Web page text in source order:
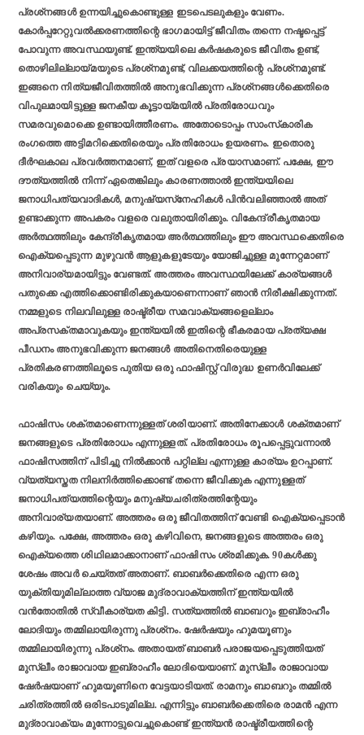
പ്രശ്‌നങ്ങള്‍ ഉന്നയിച്ചുകൊണ്ടുള്ള ഇടപെടലുകളും വേണം.
കോര്‍പ്പറേറ്റുവല്‍ക്കരണത്തിന്റെ ഭാഗമായിട്ട് ജീവിതം തന്നെ നഷ്ടപ്പെട്ട്
പോവുന്ന അവസ്ഥയുണ്ട്. ഇന്ത്യയിലെ കര്‍ഷകരുടെ ജീവിതം ഉണ്ട്,
തൊഴിലില്ലായ്മയുടെ പ്രശ്‌നമുണ്ട്, വിലക്കയത്തിന്റെ പ്രശ്‌നമുണ്ട്.
ഇങ്ങനെ നിത്യജീവിതത്തില്‍ അനുഭവിക്കുന്ന പ്രശ്‌നങ്ങള്‍ക്കെതിരെ
വിപുലമായിട്ടുള്ള ജനകീയ കൂട്ടായ്മയില്‍ പ്രതിരോധവും
സമരവുമൊക്കെ ഉണ്ടായിത്തീരണം. അതോടൊപ്പം സാംസ്‌കാരിക
രംഗത്തെ അട്ടിമറിക്കെതിരെയും പ്രതിരോധം ഉയരണം. ഇതൊരു
ദീര്‍ഘകാല പ്രവര്‍ത്തനമാണ്, ഇത് വളരെ പ്രയാസമാണ്. പക്ഷേ, ഈ
ദൗത്യത്തില്‍ നിന്ന് ഏതെങ്കിലും കാരണത്താല്‍ ഇന്ത്യയിലെ
ജനാധിപത്യവാദികള്‍, മനുഷ്യസ്‌നേഹികള്‍ പിന്‍വലിഞ്ഞാല്‍ അത്
ഉണ്ടാക്കുന്ന അപകരം വളരെ വലുതായിരിക്കും. വികേന്ദ്രീകൃതമായ
അര്‍ത്ഥത്തിലും കേന്ദ്രീകൃതമായ അര്‍ത്ഥത്തിലും ഈ അവസ്ഥക്കെതിരെ
ഐക്യപ്പെടുന്ന മുഴുവന്‍ ആളുകളുടേയും യോജിച്ചുള്ള മുന്നേറ്റമാണ്
അനിവാര്യമായിട്ടും വേണ്ടത്. അത്തരം അവസ്ഥയിലേക്ക് കാര്യങ്ങള്‍
പതുക്കെ എത്തിക്കൊണ്ടിരിക്കുകയാണെന്നാണ് ഞാന്‍ നിരീക്ഷിക്കുന്നത്.
നമ്മളുടെ നിലവിലുള്ള രാഷ്ട്രീയ സമവാക്യങ്ങളെല്ലാം
അപ്രസക്തമാവുകയും ഇന്ത്യയില്‍ ഇതിന്റെ ഭീകരമായ പ്രത്യക്ഷ
പീഡനം അനുഭവിക്കുന്ന ജനങ്ങള്‍ അതിനെതിരെയുള്ള
പ്രതികരണത്തിലൂടെ പുതിയ ഒരു ഫാഷിസ്റ്റ് വിരുദ്ധ ഉണര്‍വിലേക്ക്
വരികയും ചെയ്യും.
ഫാഷിസം ശക്തമാണെന്നുള്ളത് ശരിയാണ്. അതിനേക്കാള്‍ ശക്തമാണ്
ജനങ്ങളുടെ പ്രതിരോധം എന്നുള്ളത്. പ്രതിരോധം രൂപപ്പെട്ടുവന്നാല്‍
ഫാഷിസത്തിന് പിടിച്ചു നില്‍ക്കാന്‍ പറ്റില്ല എന്നുള്ള കാര്യം ഉറപ്പാണ്.
വ്യത്യസ്തത നിലനിര്‍ത്തിക്കൊണ്ട് തന്നെ ജീവിക്കുക എന്നുള്ളത്
ജനാധിപത്യത്തിന്റെയും മനുഷ്യചരിത്രത്തിന്റേയും
അനിവാര്യതയാണ്. അത്തരം ഒരു ജീവിതത്തിന് വേണ്ടി ഐക്യപ്പെടാന്‍
കഴിയും. പക്ഷേ, അത്തരം ഒരു കഴിവിനെ, ജനങ്ങളുടെ അത്തരം ഒരു
ഐക്യത്തെ ശിഥിലമാക്കാനാണ് ഫാഷിസം ശ്രമിക്കുക. 90കള്‍ക്കു
ശേഷം അവര്‍ ചെയ്തത് അതാണ്. ബാബര്‍ക്കെതിരെ എന്ന ഒരു
യുക്തിയുമില്ലാത്ത വ്യാജ മുദ്രാവാക്യത്തിന് ഇന്ത്യയില്‍
വന്‍തോതില്‍ സ്വീകാര്യത കിട്ടി. സത്യത്തില്‍ ബാബറും ഇബ്രാഹീം
ലോദിയും തമ്മിലായിരുന്നു പ്രശ്‌നം. ഷേര്‍ഷയും ഹുമയൂണും
തമ്മിലായിരുന്നു പ്രശ്‌നം. അതായത് ബാബര്‍ പരാജയപ്പെടുത്തിയത്
മുസ്ലീം രാജാവായ ഇബ്രാഹീം ലോദിയെയാണ്. മുസ്ലീം രാജാവായ
ഷേര്‍ഷയാണ് ഹുമയൂണിനെ വേട്ടയാടിയത്. രാമനും ബാബറും തമ്മില്‍
ചരിത്രത്തില്‍ ഒരിടപാടുമില്ല. എന്നിട്ടും ബാബര്‍ക്കെതിരെ രാമന്‍ എന്ന
മുദ്രാവാക്യം മുന്നോട്ടുവെച്ചുകൊണ്ട് ഇന്ത്യന്‍ രാഷ്ട്രീയത്തിന്റെ